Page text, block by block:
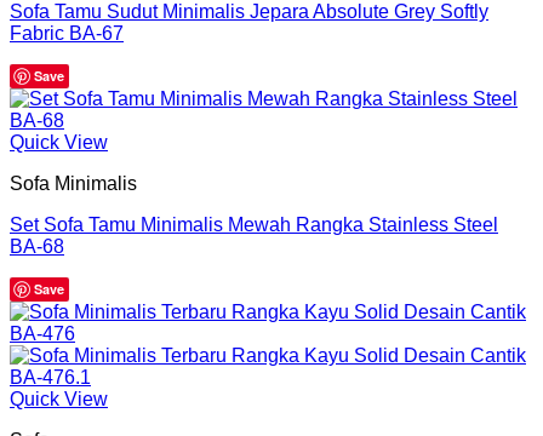
Sofa Tamu Sudut Minimalis Jepara Absolute Grey Softly
Fabric BA-67
Save
Quick View
Sofa Minimalis
Set Sofa Tamu Minimalis Mewah Rangka Stainless Steel
BA-68
Save
Quick View